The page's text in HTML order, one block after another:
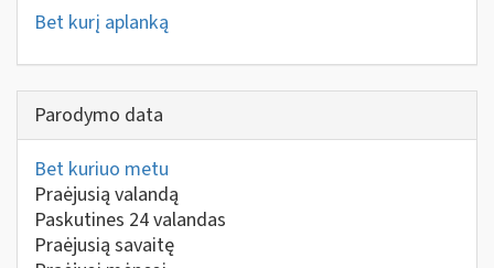
Bet kurį aplanką
Parodymo data
Bet kuriuo metu
Praėjusią valandą
Paskutines 24 valandas
Praėjusią savaitę